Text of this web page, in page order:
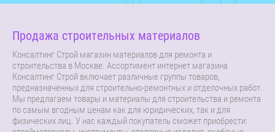
Продажа строительных материалов
Консалтинг Строй магазин материалов для ремонта и
строительства в Москве. Ассортимент интернет магазина
Консалтинг Строй включает различные группы товаров,
предназначенных для строительно-ремонтных и отделочных работ.
Мы предлагаем товары и материалы для строительства и ремонта
по самым вгодным ценам как для юридических, так и для
физических лиц. У нас каждый покупатель сможет приобрести: